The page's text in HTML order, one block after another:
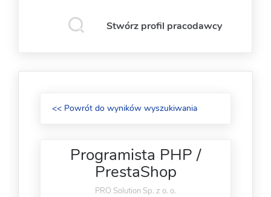
Stwórz profil pracodawcy
<< Powrót do wyników wyszukiwania
Programista PHP /
PrestaShop
PRO Solution Sp. z o. o.